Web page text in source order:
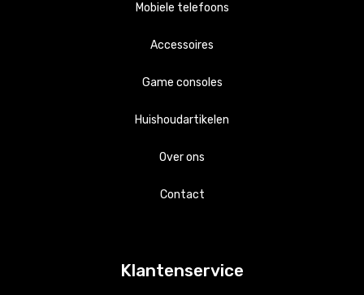
Mobiele telefoons
Apple
Samsung
Overig
Accessoires
Apple
Samsung
Overig
Game consoles
Playstations
Nintendo
Accessoires
Huishoudartikelen
Over ons
Contact
Klantenservice